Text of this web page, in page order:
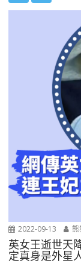
2022-09-13
英女王逝世天
定真身是外星